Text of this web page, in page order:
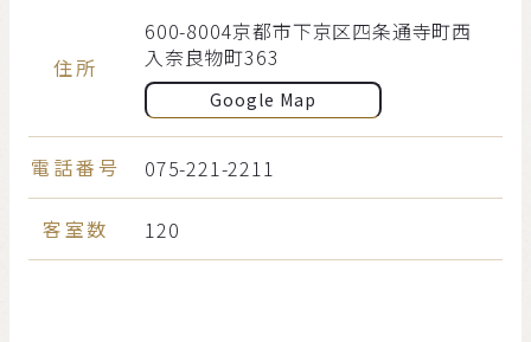
住所
600-8004京都市下京区四条通寺町西
入奈良物町363
Google Map
電話番号 075-221-2211
客室数 120